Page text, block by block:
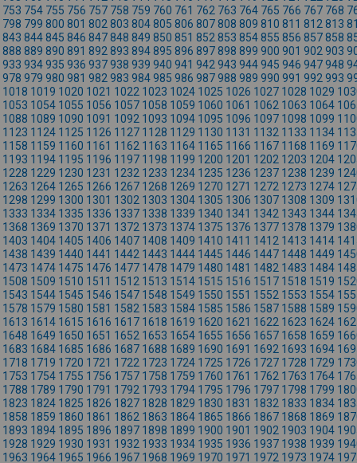
753 754 755 756 757 758 759 760 761 762 763 764 765 766 767 768
798 799 800 801 802 803 804805 806 807808 809 810 811 812 813
843 844845 846 847848 849 850 851 852 853 854855 856 857858
888 889 890 891 892 893 894895 896 897898 899 900 901 902 903
933 934935 936 937938 939 940 941 942 943 944945 946 947948
978 979 980 981 982 983 984985 986 987988 989 990 991 992 993
1018 1019 1020 1021 1022 1023 1024 1025 1026 1027 1028 1029
1053 1054 1055 1056 1057 1058 1059 1060 1061 1062 1063 1064
1088 1089 1090 1091 1092 1093 1094 1095 1096 1097 1098 1099
1123 1124 1125 1126 1127 1128 1129 1130 1131 1132 1133 1134
1158 1159 1160 1161 1162 1163 1164 1165 1166 1167 1168 1169
1193 1194 1195 1196 1197 1198 1199 1200 1201 1202 1203 1204
1228 1229 1230 1231 1232 1233 1234 1235 1236 1237 1238 1239
1263 1264 1265 1266 1267 1268 1269 1270 1271 1272 1273 1274
1298 1299 1300 1301 1302 1303 1304 1305 1306 1307 1308 1309
1333 1334 1335 1336 1337 1338 1339 1340 1341 1342 1343 1344
1368 1369 1370 1371 1372 1373 1374 1375 1376 1377 1378 1379
1403 1404 1405 1406 1407 1408 1409 1410 1411 1412 1413 1414
1438 1439 1440 1441 1442 1443 1444 1445 1446 1447 1448 1449
1473 1474 1475 1476 1477 1478 1479 1480 1481 1482 1483 1484
1508 1509 1510 1511 1512 1513 1514 1515 1516 1517 1518 1519
1543 1544 1545 1546 1547 1548 1549 1550 1551 1552 1553 1554
1578 1579 1580 1581 1582 1583 1584 1585 1586 1587 1588 1589
1613 1614 1615 1616 1617 1618 1619 1620 1621 1622 1623 1624
1648 1649 1650 1651 1652 1653 1654 1655 1656 1657 1658 1659
1683 1684 1685 1686 1687 1688 1689 1690 1691 1692 1693 1694
1718 1719 1720 1721 1722 1723 1724 1725 1726 1727 1728 1729
1753 1754 1755 1756 1757 1758 1759 1760 1761 1762 1763 1764
1788 1789 1790 1791 1792 1793 1794 1795 1796 1797 1798 1799
1823 1824 1825 1826 1827 1828 1829 1830 1831 1832 1833 1834
1858 1859 1860 1861 1862 1863 1864 1865 1866 1867 1868 1869
1893 1894 1895 1896 1897 1898 1899 1900 1901 1902 1903 1904
1928 1929 1930 1931 1932 1933 1934 1935 1936 1937 1938 1939
1963 1964 1965 1966 1967 1968 1969 1970 1971 1972 1973 1974